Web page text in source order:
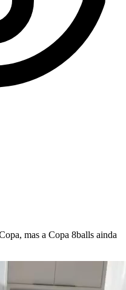
mas a Copa 8balls ainda